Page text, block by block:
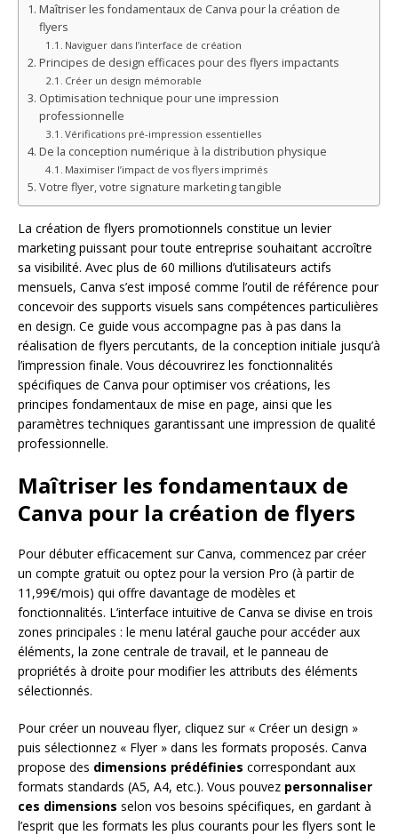
Maîtriser les fondamentaux de Canva pour la création de
flyers
Naviguer dans l’interface de création
Principes de design efficaces pour des flyers impactants
Créer un design mémorable
Optimisation technique pour une impression
professionnelle
Vérifications pré-impression essentielles
De la conception numérique à la distribution physique
Maximiser l’impact de vos flyers imprimés
Votre flyer, votre signature marketing tangible
La création de flyers promotionnels constitue un levier
marketing puissant pour toute entreprise souhaitant accroître
sa visibilité. Avec plus de 60 millions d’utilisateurs actifs
mensuels, Canva s’est imposé comme l’outil de référence pour
concevoir des supports visuels sans compétences particulières
en design. Ce guide vous accompagne pas à pas dans la
réalisation de flyers percutants, de la conception initiale jusqu’à
l’impression finale. Vous découvrirez les fonctionnalités
spécifiques de Canva pour optimiser vos créations, les
principes fondamentaux de mise en page, ainsi que les
paramètres techniques garantissant une impression de qualité
professionnelle.
Maîtriser les fondamentaux de
Canva pour la création de flyers
Pour débuter efficacement sur Canva, commencez par créer
un compte gratuit ou optez pour la version Pro (à partir de
11,99€/mois) qui offre davantage de modèles et
fonctionnalités. L’interface intuitive de Canva se divise en trois
zones principales : le menu latéral gauche pour accéder aux
éléments, la zone centrale de travail, et le panneau de
propriétés à droite pour modifier les attributs des éléments
sélectionnés.
Pour créer un nouveau flyer, cliquez sur « Créer un design »
puis sélectionnez « Flyer » dans les formats proposés. Canva
propose des dimensions prédéfinies correspondant aux
formats standards (A5, A4, etc.). Vous pouvez personnaliser
ces dimensions selon vos besoins spécifiques, en gardant à
l’esprit que les formats les plus courants pour les flyers sont le